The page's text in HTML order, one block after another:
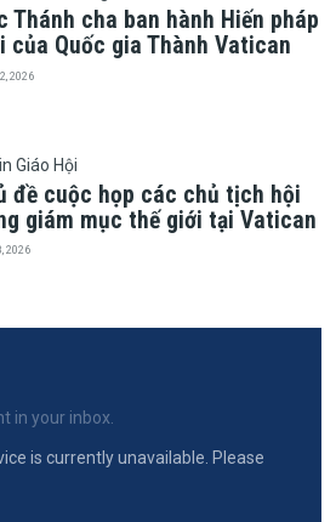
Thánh cha ban hành Hiến pháp
của Quốc gia Thành Vatican
2026
Giáo Hội
đề cuộc họp các chủ tịch hội
giám mục thế giới tại Vatican
2026
in your inbox.
is currently unavailable. Please